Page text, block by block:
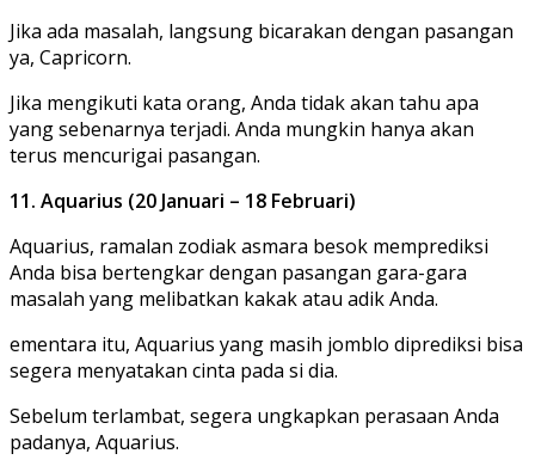
Jika ada masalah, langsung bicarakan dengan pasangan
ya, Capricorn.
Jika mengikuti kata orang, Anda tidak akan tahu apa
yang sebenarnya terjadi. Anda mungkin hanya akan
terus mencurigai pasangan.
11. Aquarius (20 Januari – 18 Februari)
Aquarius, ramalan zodiak asmara besok memprediksi
Anda bisa bertengkar dengan pasangan gara-gara
masalah yang melibatkan kakak atau adik Anda.
ementara itu, Aquarius yang masih jomblo diprediksi bisa
segera menyatakan cinta pada si dia.
Sebelum terlambat, segera ungkapkan perasaan Anda
padanya, Aquarius.